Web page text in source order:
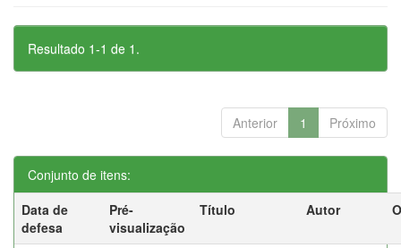
Resultado 1-1 de 1.
Anterior 1 Próximo
Conjunto de itens:
Data de
defesa
Pré-
visualização
Título Autor